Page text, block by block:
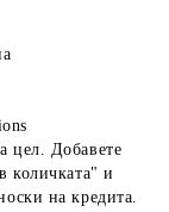
цел. Добавете
количката" и
на кредита.